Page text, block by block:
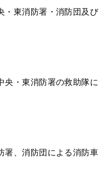
・東消防署・消防団及び
央・東消防署の救助隊に
署、消防団による消防車